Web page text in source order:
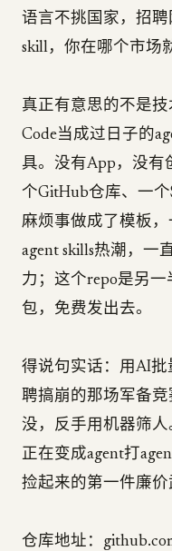
语言不挑国家，招
skill，你在哪个市场
真正有意思的不是
Code当成过日子的
具。没有App，没有
个GitHub仓库、一
麻烦事做成了模板
agent skills热潮，一
力；这个repo是另
包，免费发出去。
得说句实话：用AI
聘搞崩的那场军备
没，反手用机器筛
正在变成agent打
捡起来的第一件廉价
仓库地址：